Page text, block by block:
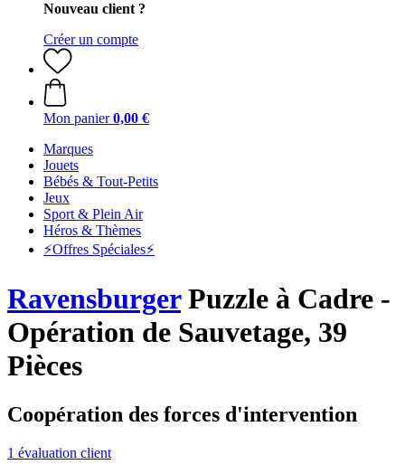
Nouveau client ?
Créer un compte
Mon panier 0,00 €
Marques
Jouets
Bébés & Tout-Petits
Jeux
Sport & Plein Air
Héros & Thèmes
⚡️Offres Spéciales⚡️
RavensburgerPuzzle à Cadre -
Opération de Sauvetage, 39
Pièces
Coopération des forces d'intervention
1 évaluation client